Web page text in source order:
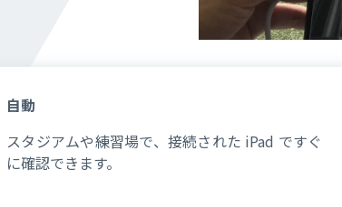
自動
スタジアムや練習場で、接続された iPad ですぐ
に確認できます。